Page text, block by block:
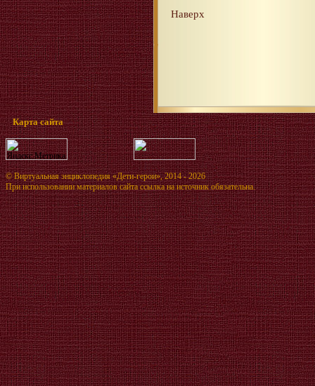
Наверх
Карта сайта
©Виртуальная энциклопедия «Дети-герои», 2014 - 2026
При использовании материалов сайта ссылка на источник обязательна.